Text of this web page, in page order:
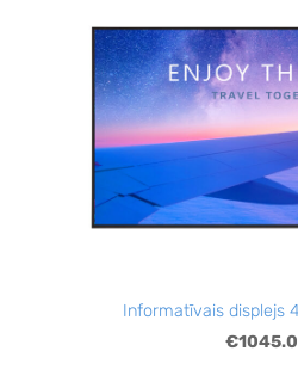
Informatīvais displejs